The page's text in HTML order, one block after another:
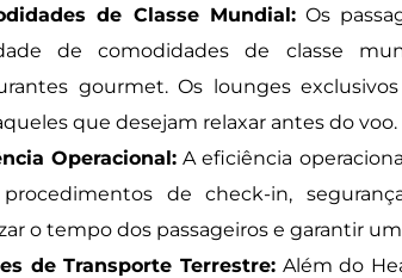
de Classe Mundial:Os
de comodidades de classe
gourmet. Os lounges
que desejam relaxar antes do voo.
Operacional: A eficiência
de check-in,
o tempo dos passageiros e garantir
de Transporte Terrestre:Além do